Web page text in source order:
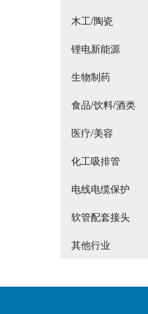
木工/陶瓷
锂电新能源
生物制药
食品/饮料/酒类
医疗/美容
化工吸排管
电线电缆保护
软管配套接头
其他行业